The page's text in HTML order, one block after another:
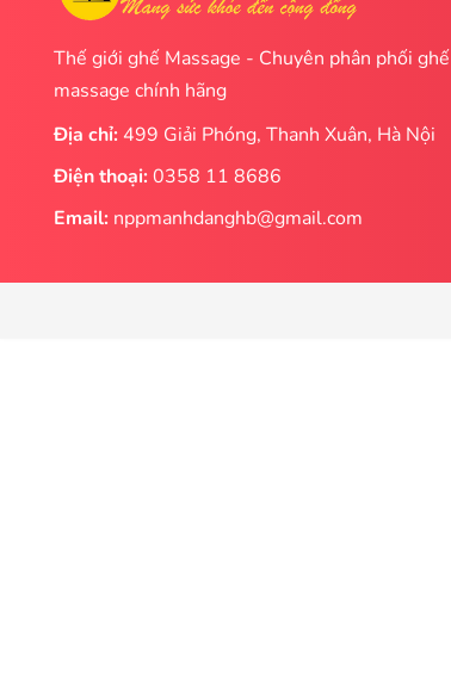
Thế giới ghế Massage - Chuyên phân phối ghế
massage chính hãng
Địa chỉ: 499 Giải Phóng, Thanh Xuân, Hà Nội
Điện thoại: 0358 11 8686
Email: nppmanhdanghb@gmail.com